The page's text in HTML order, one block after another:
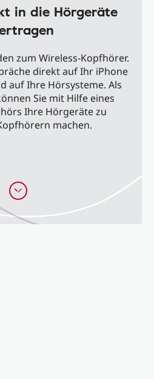
in die Hörgeräte
zum Wireless-Kopfhörer.
direkt auf Ihr iPhone
auf Ihre Hörsysteme. Als
Sie mit Hilfe eines
Ihre Hörgeräte zu
machen.